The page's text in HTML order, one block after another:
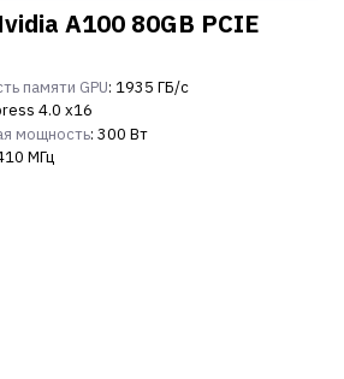
A100 80GB PCIE
памяти GPU: 1935 ГБ/с
4.0 x16
мощность: 300 Вт
МГц